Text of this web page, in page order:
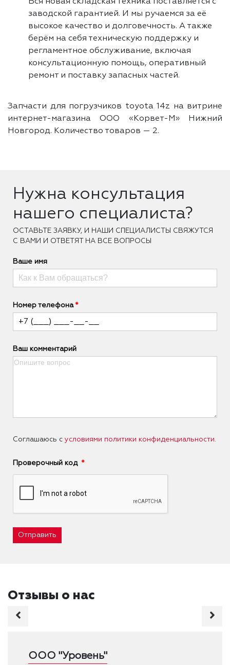
Вся новая складская техника поставляется с
заводской гарантией. И мы ручаемся за её
высокое качество и долговечность. А также
берём на себя техническую поддержку и
регламентное обслуживание, включая
консультационную помощь, оперативный
ремонт и поставку запасных частей.
Запчасти для погрузчиков toyota 14z на витрине
интернет-магазина ООО «Корвет-М» Нижний
Новгород. Количество товаров — 2.
Нужна консультация
нашего специалиста?
ОCТАВЬТЕ ЗАЯВКУ, И НАШИ СПЕЦИАЛИСТЫ СВЯЖУТСЯ
С ВАМИ И ОТВЕТЯТ НА ВСЕ ВОПРОСЫ
Ваше имя
Номер телефона
Ваш комментарий
Соглашаюсь с условиями политики конфиденциальности.
Проверочный код
Отправить
Отзывы о нас
ООО "Уровень"